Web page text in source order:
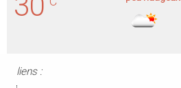
liens :